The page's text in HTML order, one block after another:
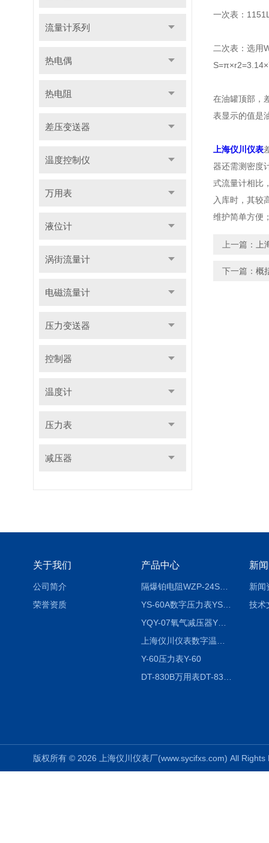
流量计系列
热电偶
热电阻
差压变送器
温度控制仪
万用表
液位计
涡街流量计
电磁流量计
压力变送器
控制器
温度计
压力表
减压器
一次表：
二次表：选用
在油罐顶部，
表显示的值是
上海仪川仪表
器还需测密度
式流量计相比
入库时，其较
维护简单方便
上一篇：
下一篇： 概
关于我们
公司简介
荣誉资质
产品中心
隔爆铂电阻WZP-24SA隔爆铂电阻WZP-24SA/Pt100
YS-60A数字压力表YS-60A
YQY-07氧气减压器YQY-07
Y-60压力表Y-60
新
新闻
技术
版权所有 © 2026 上海仪川仪表厂(www.sycifxs.com) All